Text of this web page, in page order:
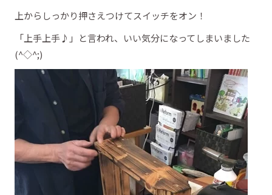
上からしっかり押さえつけてスイッチをオン！
「上手上手♪」と言われ、いい気分になってしまいました
(^◇^;)